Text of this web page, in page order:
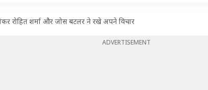
रोहित शर्मा और जोस बटलर ने रखे अपने विचार
ADVERTISEMENT